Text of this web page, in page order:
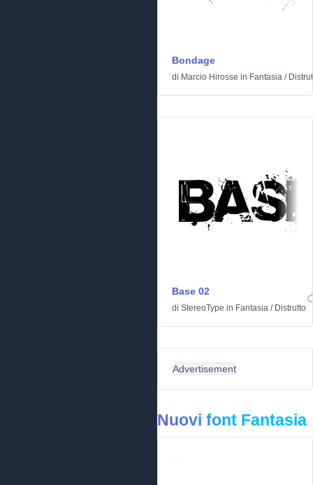
Bondage
di Marcio Hirosse in Fantasia /
Base 02
di StereoType in Fantasia / Distrutto
Advertisement
Nuovi font Fantasia